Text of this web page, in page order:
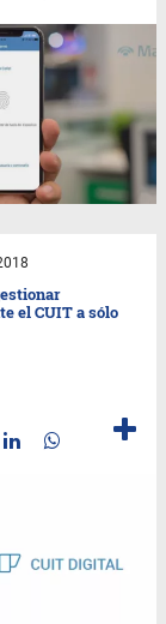
el CUIT a sólo